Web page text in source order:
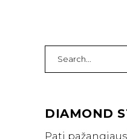
for:
DIAMOND
Pati